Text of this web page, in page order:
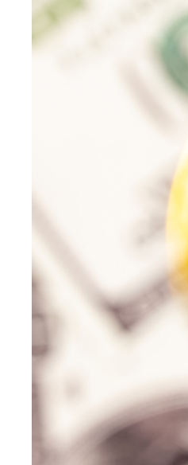
médiatique